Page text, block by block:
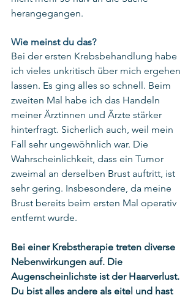
herangegangen.
Wie meinst du das?
Bei der ersten Krebsbehandlung habe
ich vieles unkritisch über mich ergehen
lassen. Es ging alles so schnell. Beim
zweiten Mal habe ich das Handeln
meiner Ärztinnen und Ärzte stärker
hinterfragt. Sicherlich auch, weil mein
Fall sehr ungewöhnlich war. Die
Wahrscheinlichkeit, dass ein Tumor
zweimal an derselben Brust auftritt, ist
sehr gering. Insbesondere, da meine
Brust bereits beim ersten Mal operativ
entfernt wurde.
Bei einer Krebstherapie treten diverse
Nebenwirkungen auf. Die
Augenscheinlichste ist der Haarverlust.
Du bist alles andere als eitel und hast